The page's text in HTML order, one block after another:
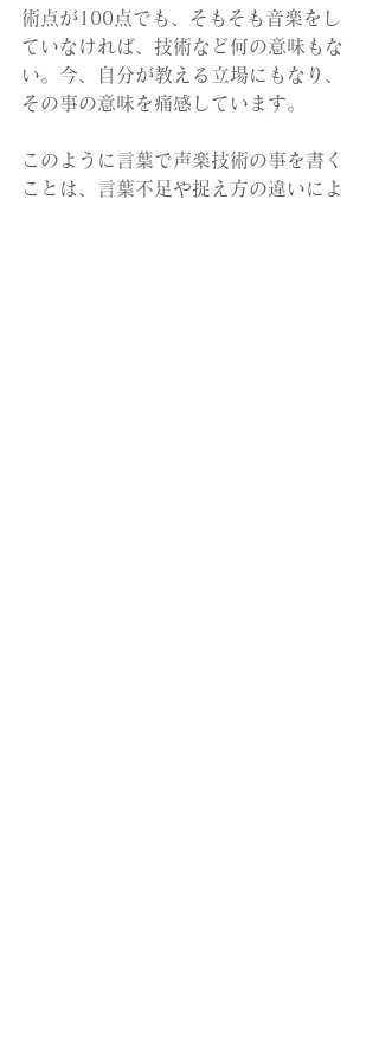
術点が100点でも、そもそも音楽をし
ていなければ、技術など何の意味もな
い。今、自分が教える立場にもなり、
その事の意味を痛感しています。
このように言葉で声楽技術の事を書く
ことは、言葉不足や捉え方の違いによ